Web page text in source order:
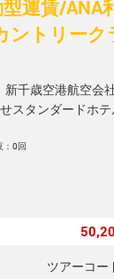
型運賃/
ントリー
千歳空港航空会
スタンダードホテ
：0回
ツアーコー